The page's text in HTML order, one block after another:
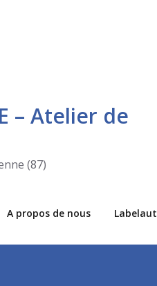
– Atelier de
(87)
A propos de nous